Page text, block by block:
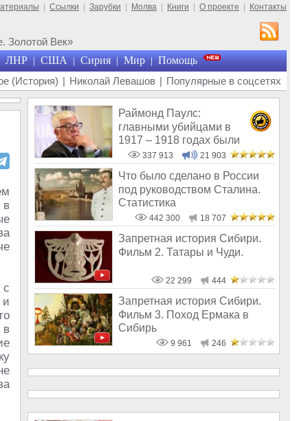
Ссылки Зарубки Молва Книги О проекте Контакты
Золотой Век»
ЛНР | США | Сирия | Мир | Помощь
(История) | Николай Левашов | Популярные в соцсетях
в
с
и
в
Раймонд Паулс:
главными убийцами в
1917 – 1918 годах были
латыши и евреи, а не русс
337 913 21 903
Что было сделано в России
под руководством Сталина.
Статистика
442 300 18 707
Запретная история Сибири.
Фильм 2. Татары и Чуди.
22 299 444
Запретная история Сибири.
Фильм 3. Поход Ермака в
Сибирь
9 961 246